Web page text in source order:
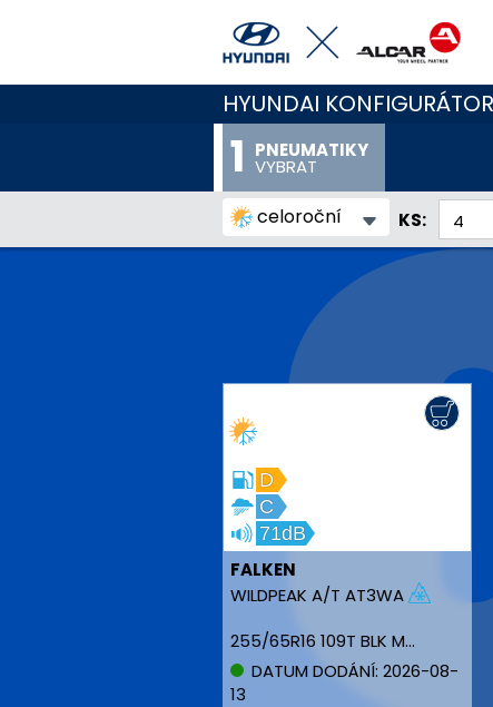
HYUNDAI
PNEUMATIKY
VYBRAT
celoroční KS:
D
C
71dB
FALKEN
WILDPEAK A/T AT3WA
255/65R16 109T BLK M+S
DATUM DODÁNÍ: 2026-08-
13